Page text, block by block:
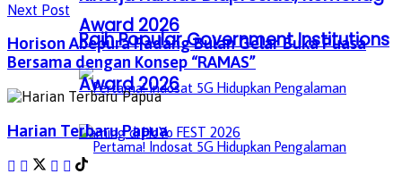
Award 2026
Raih Popular Government Institutions
Award 2026
Next Post
Horison Abepura Padang Bulan Gelar Buka Puasa
Bersama dengan Konsep “RAMAS”
Harian Terbaru Papua